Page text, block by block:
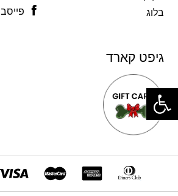
בלוג
גיפט קארד
פתח סרגל נגישות